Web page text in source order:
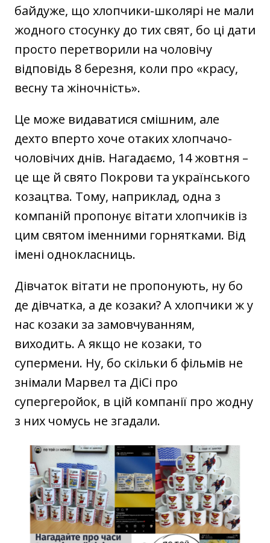
байдуже, що хлопчики-школярі не мали
жодного стосунку до тих свят, бо ці дати
просто перетворили на чоловічу
відповідь 8 березня, коли про «красу,
весну та жіночність».
Це може видаватися смішним, але
дехто вперто хоче отаких хлопчачо-
чоловічих днів. Нагадаємо, 14 жовтня –
це ще й свято Покрови та українського
козацтва. Тому, наприклад, одна з
компаній пропонує вітати хлопчиків із
цим святом іменними горнятками. Від
імені однокласниць.
Дівчаток вітати не пропонують, ну бо
де дівчатка, а де козаки? А хлопчики ж у
нас козаки за замовчуванням,
виходить. А якщо не козаки, то
супермени. Ну, бо скільки б фільмів не
знімали Марвел та ДіСі про
супергеройок, в цій компанії про жодну
з них чомусь не згадали.